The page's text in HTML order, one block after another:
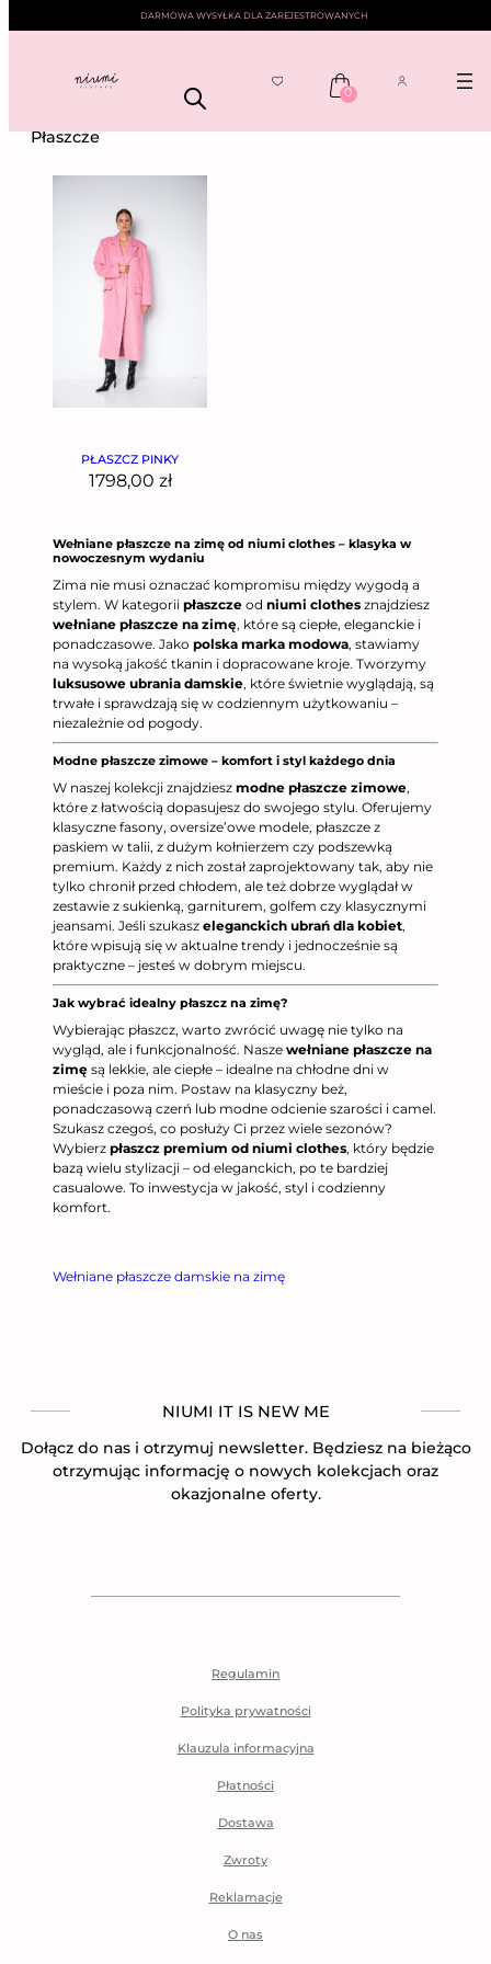
DARMOWA WYSYŁKA DLA ZAREJESTROWANYCH
0
—— PŁASZCZE
Płaszcze
PŁASZCZ PINKY
1798,00 zł
Wełniane płaszcze na zimę od niumi clothes – klasyka w
nowoczesnym wydaniu
Zima nie musi oznaczać kompromisu między wygodą a
stylem. W kategorii płaszcze od niumi clothes znajdziesz
wełniane płaszcze na zimę, które są ciepłe, eleganckie i
ponadczasowe. Jako polska marka modowa, stawiamy
na wysoką jakość tkanin i dopracowane kroje. Tworzymy
luksusowe ubrania damskie, które świetnie wyglądają, są
trwałe i sprawdzają się w codziennym użytkowaniu –
niezależnie od pogody.
Modne płaszcze zimowe – komfort i styl każdego dnia
W naszej kolekcji znajdziesz modne płaszcze zimowe,
które z łatwością dopasujesz do swojego stylu. Oferujemy
klasyczne fasony, oversize’owe modele, płaszcze z
paskiem w talii, z dużym kołnierzem czy podszewką
premium. Każdy z nich został zaprojektowany tak, aby nie
tylko chronił przed chłodem, ale też dobrze wyglądał w
zestawie z sukienką, garniturem, golfem czy klasycznymi
jeansami. Jeśli szukasz eleganckich ubrań dla kobiet,
które wpisują się w aktualne trendy i jednocześnie są
praktyczne – jesteś w dobrym miejscu.
Jak wybrać idealny płaszcz na zimę?
Wybierając płaszcz, warto zwrócić uwagę nie tylko na
wygląd, ale i funkcjonalność. Nasze wełniane płaszcze na
zimę są lekkie, ale ciepłe – idealne na chłodne dni w
mieście i poza nim. Postaw na klasyczny beż,
ponadczasową czerń lub modne odcienie szarości i camel.
Szukasz czegoś, co posłuży Ci przez wiele sezonów?
Wybierz płaszcz premium od niumi clothes, który będzie
bazą wielu stylizacji – od eleganckich, po te bardziej
casualowe. To inwestycja w jakość, styl i codzienny
komfort.
Wełniane płaszcze damskie na zimę
NIUMI IT IS NEW ME
Dołącz do nas i otrzymuj newsletter. Będziesz na bieżąco
otrzymując informację o nowych kolekcjach oraz
okazjonalne oferty.
Regulamin
Polityka prywatności
Klauzula informacyjna
Płatności
Dostawa
Zwroty
Reklamacje
O nas